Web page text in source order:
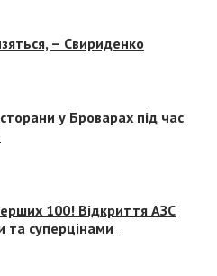
– Свириденко
у Броварах під час
100! Відкриття АЗС
та суперцінами